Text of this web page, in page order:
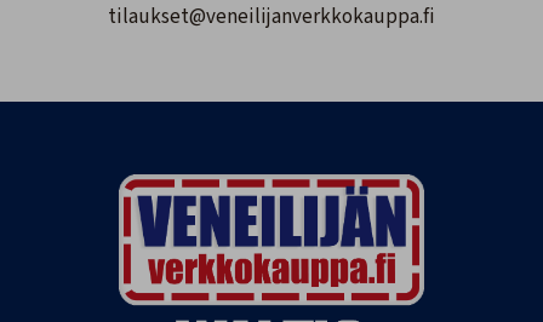
tilaukset@veneilijanverkkokauppa.fi